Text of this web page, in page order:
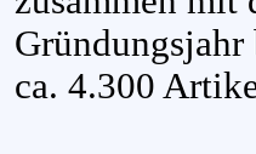
Gründungsjahr
ca. 4.300